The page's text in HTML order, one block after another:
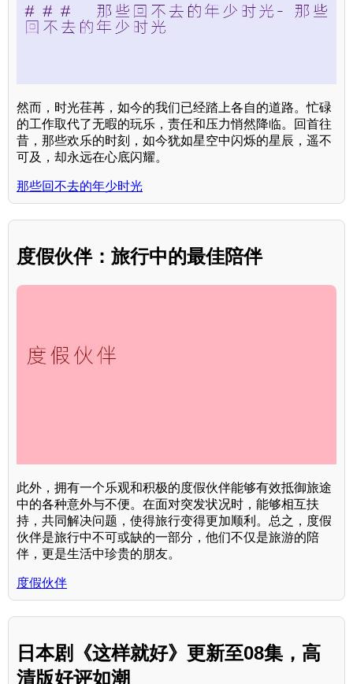
然而，时光荏苒，如今的我们已经踏上各自的道路。忙碌
的工作取代了无暇的玩乐，责任和压力悄然降临。回首往
昔，那些欢乐的时刻，如今犹如星空中闪烁的星辰，遥不
可及，却永远在心底闪耀。
那些回不去的年少时光
度假伙伴：旅行中的最佳陪伴
此外，拥有一个乐观和积极的度假伙伴能够有效抵御旅途
中的各种意外与不便。在面对突发状况时，能够相互扶
持，共同解决问题，使得旅行变得更加顺利。总之，度假
伙伴是旅行中不可或缺的一部分，他们不仅是旅游的陪
伴，更是生活中珍贵的朋友。
度假伙伴
日本剧《这样就好》更新至08集，高
清版好评如潮